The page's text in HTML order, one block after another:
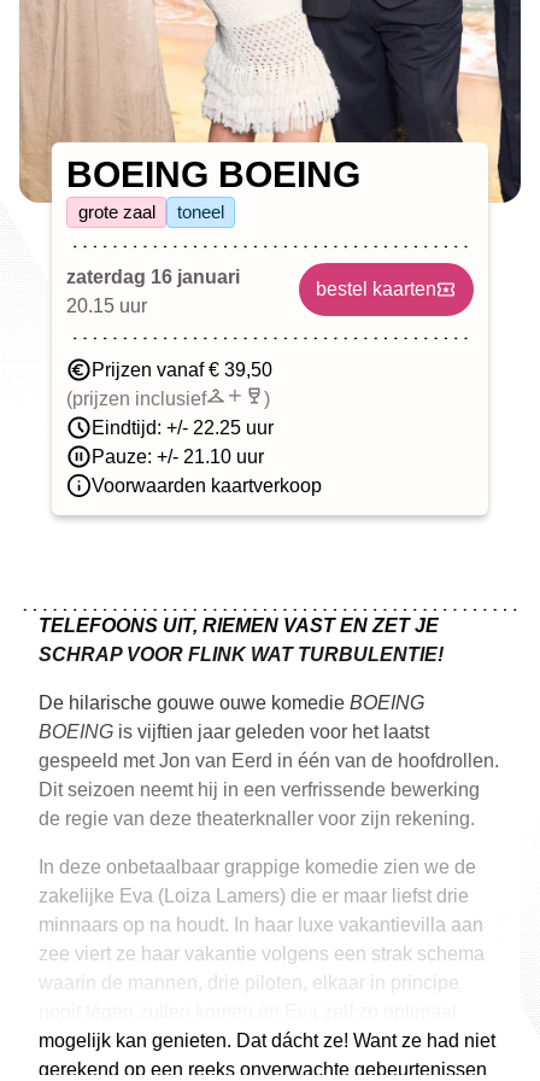
BOEING BOEING
grote zaal toneel
zaterdag 16 januari
20.15 uur
bestel kaarten
Prijzen vanaf € 39,50
(prijzen inclusief
)
Eindtijd: +/- 22.25 uur
Pauze: +/- 21.10 uur
Voorwaarden kaartverkoop
TELEFOONS UIT, RIEMEN VAST EN ZET JE
SCHRAP VOOR FLINK WAT TURBULENTIE!
De hilarische gouwe ouwe komedie BOEING
BOEING is vijftien jaar geleden voor het laatst
gespeeld met Jon van Eerd in één van de hoofdrollen.
Dit seizoen neemt hij in een verfrissende bewerking
de regie van deze theaterknaller voor zijn rekening.
In deze onbetaalbaar grappige komedie zien we de
zakelijke Eva (Loiza Lamers) die er maar liefst drie
minnaars op na houdt. In haar luxe vakantievilla aan
zee viert ze haar vakantie volgens een strak schema
waarin de mannen, drie piloten, elkaar in principe
mogelijk kan genieten. Dat dácht ze! Want ze had niet
gerekend op een reeks onverwachte gebeurtenissen